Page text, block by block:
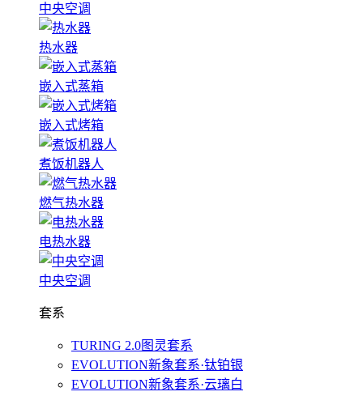
中央空调
热水器
嵌入式蒸箱
嵌入式烤箱
煮饭机器人
燃气热水器
电热水器
中央空调
套系
TURING 2.0图灵套系
EVOLUTION新象套系·钛铂银
EVOLUTION新象套系·云璃白